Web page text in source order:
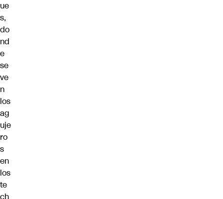
ue
s,
do
nd
e
se
ve
n
los
ag
uje
ro
s
en
los
te
ch